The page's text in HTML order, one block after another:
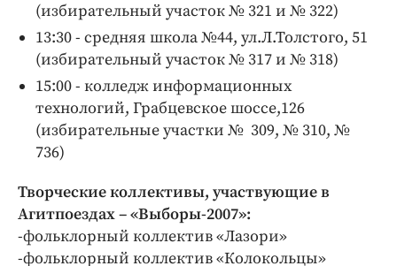
(избирательный участок № 321 и № 322)
13:30 - средняя школа №44, ул.Л.Толстого, 51
(избирательный участок № 317 и № 318)
15:00 - колледж информационных
технологий, Грабцевское шоссе,126
(избирательные участки № 309, № 310, №
736)
Творческие коллективы, участвующие в
Агитпоездах – «Выборы-2007»:
-фольклорный коллектив «Лазори»
-фольклорный коллектив «Колокольцы»